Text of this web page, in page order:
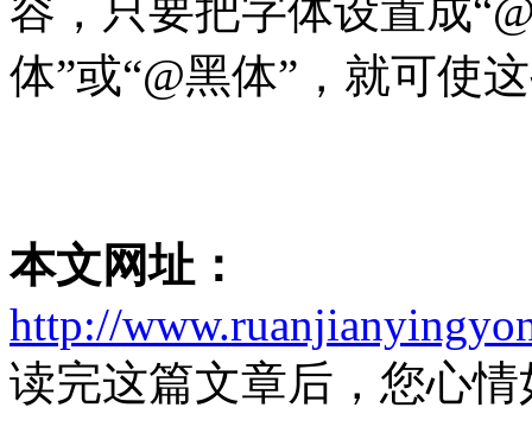
容，只要把字体设置成
体”或“@黑体”，就可使
本文网址：
http://
读完这篇文章后，您心情